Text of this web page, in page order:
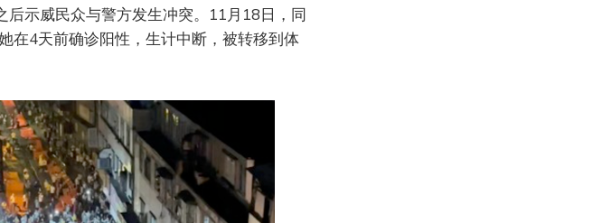
后示威民众与警方发生冲突。11月18日，同
在4天前确诊阳性，生计中断，被转移到体